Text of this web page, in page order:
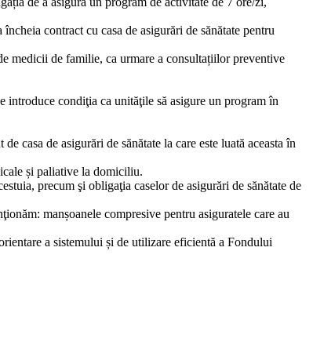
contract cu casa de asigurări de sănătate pentru
medicii de familie, ca urmare a consultațiilor preventive
introduce condiţia ca unităţile să asigure un program în
casa de asigurări de sănătate la care este luată aceasta în
și paliative la domiciliu.
precum şi obligaţia caselor de asigurări de sănătate de
manșoanele compresive pentru asiguratele care au
a sistemului și de utilizare eficientă a Fondului